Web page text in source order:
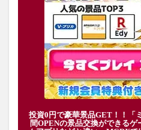
投資0円で豪華景品GET！！「
間OPENの景品交換ができる